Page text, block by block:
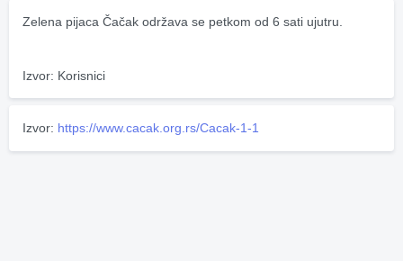
Zelena pijaca Čačak održava se petkom od 6 sati ujutru.
Izvor: Korisnici
Izvor: https://www.cacak.org.rs/Cacak-1-1